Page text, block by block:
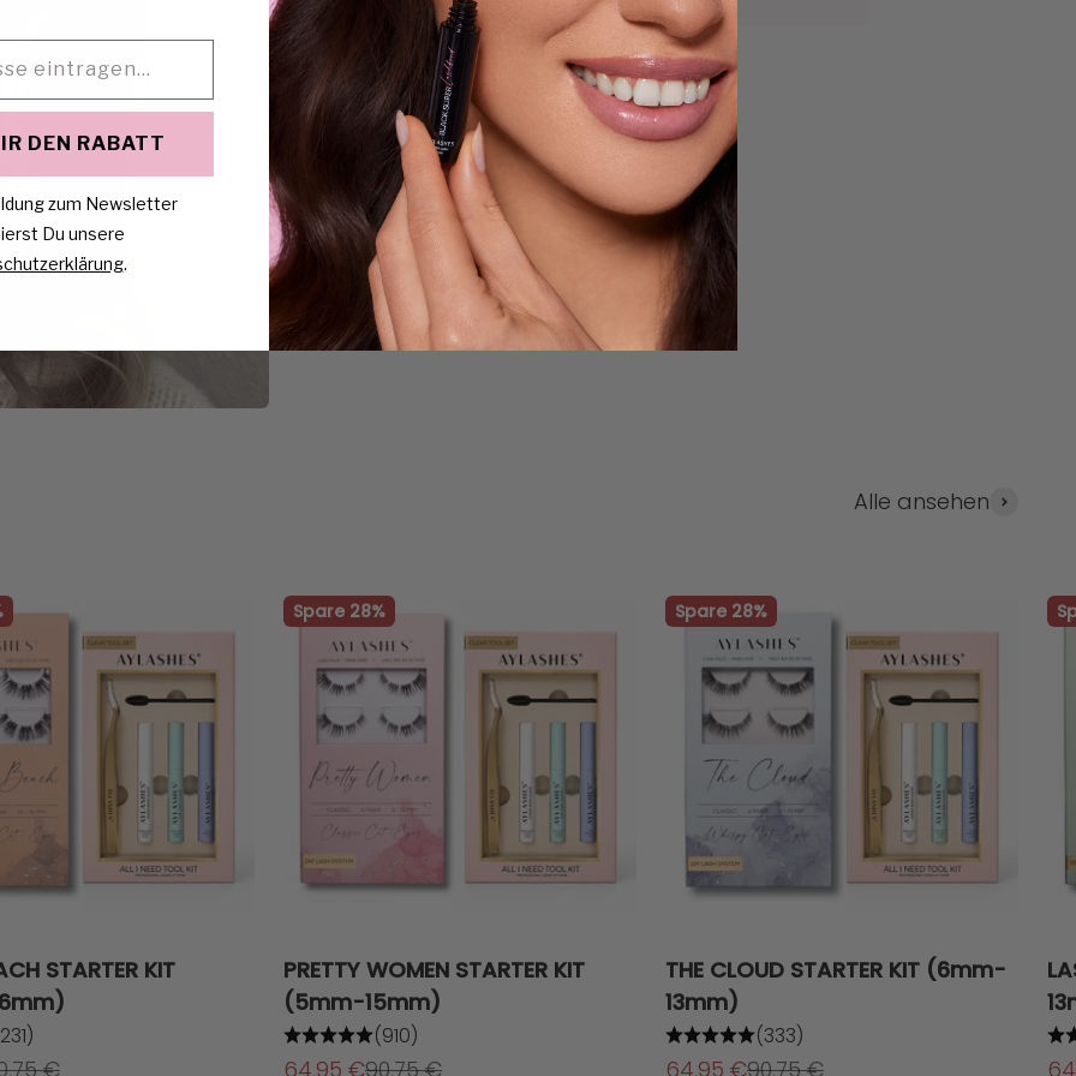
Gehe zu Element 2
Alle ansehen
STARTER KIT
Preis
€
Spare 28%
PRETTY WOMEN STARTER KIT
(5mm-15mm)
(910)
Angebot
64,95 €Regulärer Preis
90,75 €
Spare 28%
THE CLOUD STARTER KIT (6mm-
13mm)
(333)
Angebot
64,95 €Regulärer Preis
90,75 €
DEN RABATT
zum Newsletter
Du unsere
.